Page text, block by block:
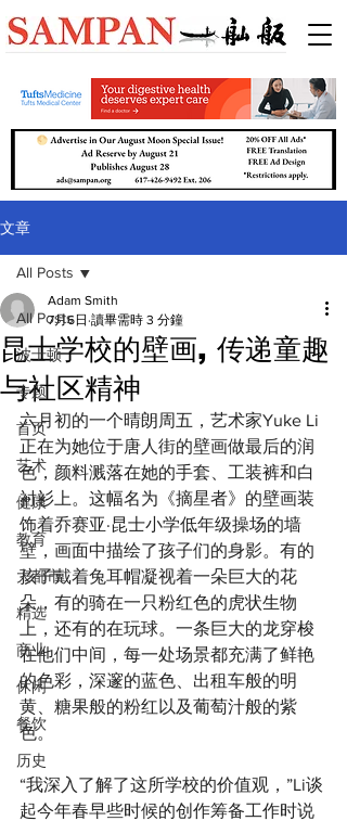
文章
All Posts
波士顿
专题
首页
艺术
健康
教育
大都市
精选
商业
休闲
餐饮
历史
All Posts
昆士学校的壁画, 传递童趣
与社区精神
Adam Smith
7月6日 讀畢需時 3 分鐘
六月初的一个晴朗周五，艺术家Yuke Li
正在为她位于唐人街的壁画做最后的润
色，颜料溅落在她的手套、工装裤和白
衬衫上。这幅名为《摘星者》的壁画装
饰着乔赛亚·昆士小学低年级操场的墙
壁，画面中描绘了孩子们的身影。有的
孩子戴着兔耳帽凝视着一朵巨大的花
朵，有的骑在一只粉红色的虎状生物
上，还有的在玩球。一条巨大的龙穿梭
在他们中间，每一处场景都充满了鲜艳
的色彩，深邃的蓝色、出租车般的明
黄、糖果般的粉红以及葡萄汁般的紫
色。
“我深入了解了这所学校的价值观，”Li谈
起今年春早些时候的创作筹备工作时说